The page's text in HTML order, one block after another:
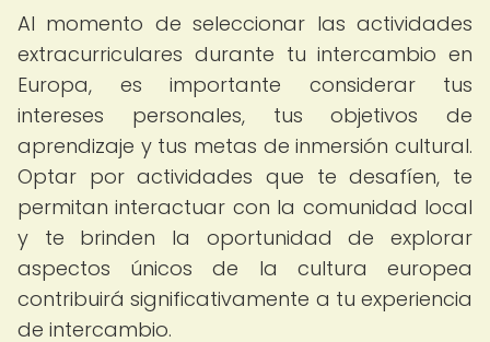
Al momento de seleccionar las actividades
extracurriculares durante tu intercambio en
Europa, es importante considerar tus
intereses personales, tus objetivos de
aprendizaje y tus metas de inmersión cultural.
Optar por actividades que te desafíen, te
permitan interactuar con la comunidad local
y te brinden la oportunidad de explorar
aspectos únicos de la cultura europea
contribuirá significativamente a tu experiencia
de intercambio.